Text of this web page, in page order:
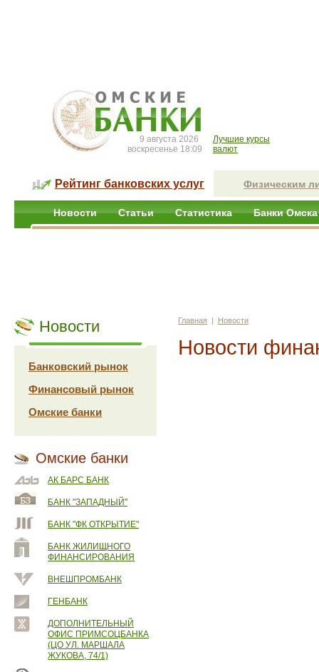
9 августа 2026
воскресенье 18:09
Лучшие курсы
валют
Рейтинг банковских услуг Физическим
Новости Статьи Статистика Банки Омска
Новости
Банковский рынок
Финансовый рынок
Омские банки
Омские банки
АК БАРС БАНК
БАНК "ЗАПАДНЫЙ"
БАНК "ФК ОТКРЫТИЕ"
БАНК ЖИЛИЩНОГО
ФИНАНСИРОВАНИЯ
ВНЕШПРОМБАНК
ГЕНБАНК
ДОПОЛНИТЕЛЬНЫЙ
ОФИС ПРИМСОЦБАНКА
(ЦО УЛ. МАРШАЛА
ЖУКОВА, 74/1)
Главная | Новости
Новости